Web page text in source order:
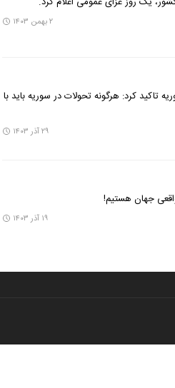
۲ بهمن ۱۴۰۳
تاکید کرد: هرگونه تحولات در سوریه باید با
۲۹ آذر ۱۴۰۳
جهان هستیم!
۱۹ آذر ۱۴۰۳